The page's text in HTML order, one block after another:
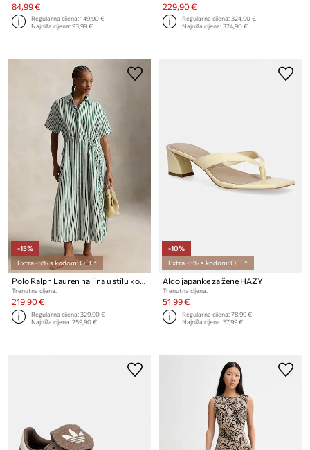
84,99 €
Regularna cijena:149,90 €
Najniža cijena:93,99 €
229,90 €
Regularna cijena:324,90 €
Najniža cijena:324,90 €
-15%
Extra -5% s kodom: OFF*
Polo Ralph Lauren haljina u stilu košulje s lanom
Trenutna cijena:
219,90 €
Regularna cijena:329,90 €
Najniža cijena:259,90 €
-10%
Extra -5% s kodom: OFF*
Aldo japanke za žene HAZY
Trenutna cijena:
51,99 €
Regularna cijena:78,99 €
Najniža cijena:57,99 €